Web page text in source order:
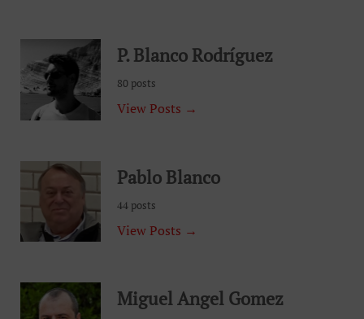
P. Blanco Rodríguez
80 posts
View Posts →
Pablo Blanco
44 posts
View Posts →
Miguel Angel Gomez